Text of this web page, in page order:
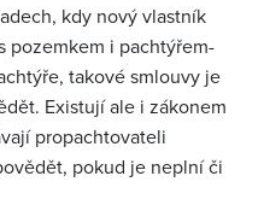
kdy nový vlastník
pozemkem i pachtýřem-
takové smlouvy je
Existují ale i zákonem
propachtovateli
pokud je neplní či